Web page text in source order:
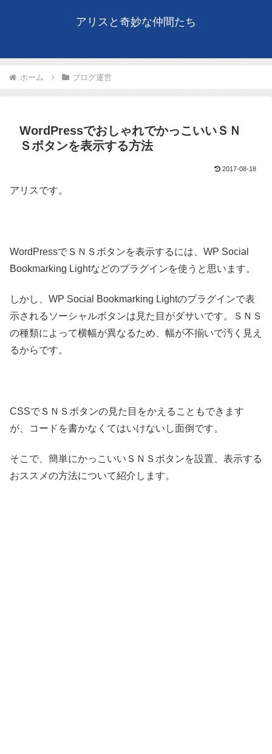
アリスと奇妙な仲間たち
ホーム ブログ運営
WordPressでおしゃれでかっこいいＳＮ
Ｓボタンを表示する方法
2017-08-18
アリスです。
WordPressでＳＮＳボタンを表示するには、WP Social
Bookmarking Lightなどのプラグインを使うと思います。
しかし、WP Social Bookmarking Lightのプラグインで表
示されるソーシャルボタンは見た目がダサいです。ＳＮＳ
の種類によって横幅が異なるため、幅が不揃いで汚く見え
るからです。
CSSでＳＮＳボタンの見た目をかえることもできます
が、コードを書かなくてはいけないし面倒です。
そこで、簡単にかっこいいＳＮＳボタンを設置、表示する
おススメの方法について紹介します。